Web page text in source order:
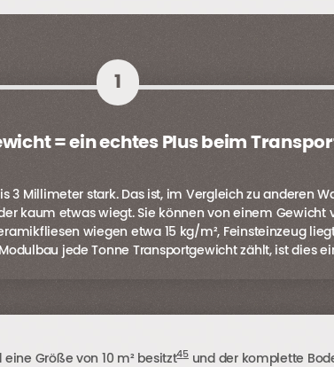
1
= ein echtes Plus beim
3 Millimeter stark. Das ist, im Vergleich zu anderen
kaum etwas wiegt. Sie können von einem Gewicht
wiegen etwa 15 kg/m², Feinsteinzeug
jede Tonne Transportgewicht zählt, ist dies
Größe von 10 m² besitzt45und der komplette